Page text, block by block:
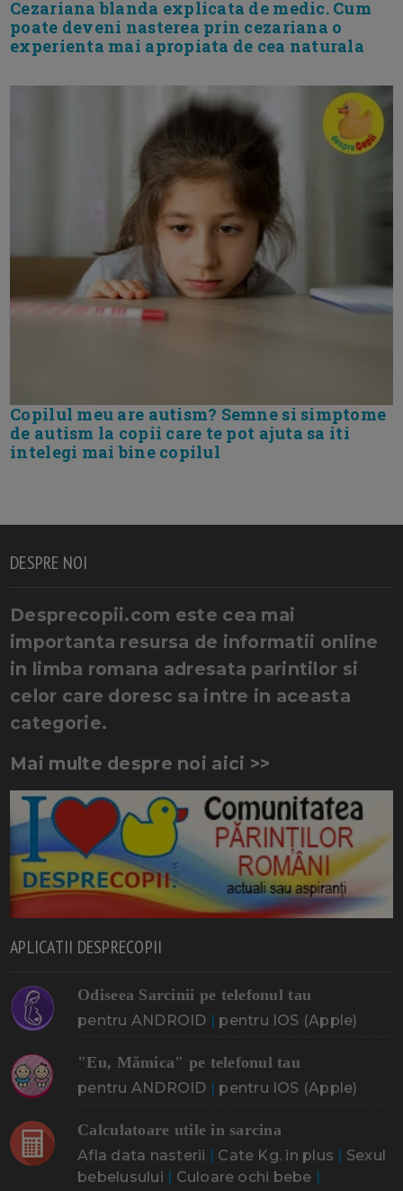
Cezariana blanda explicata de medic. Cum
poate deveni nasterea prin cezariana o
experienta mai apropiata de cea naturala
Copilul meu are autism? Semne si simptome
de autism la copii care te pot ajuta sa iti
intelegi mai bine copilul
DESPRE NOI
Desprecopii.com este cea mai
importanta resursa de informatii online
in limba romana adresata parintilor si
celor care doresc sa intre in aceasta
categorie.
Mai multe despre noi aici >>
APLICATII DESPRECOPII
Odiseea Sarcinii pe telefonul tau
pentru ANDROID | pentru IOS (Apple)
"Eu, Mămica" pe telefonul tau
pentru ANDROID | pentru IOS (Apple)
Calculatoare utile in sarcina
Afla data nasterii | Cate Kg. in plus | Sexul
bebelusului | Culoare ochi bebe |